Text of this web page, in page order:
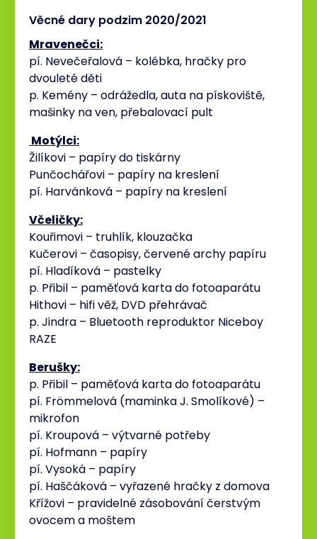
Věcné dary podzim 2020/2021
Mravenečci:
pí. Nevečeřalová – kolébka, hračky pro
dvouleté děti
p. Kemény – odrážedla, auta na pískoviště,
mašinky na ven, přebalovací pult
Motýlci:
Žilíkovi – papíry do tiskárny
Punčochářovi – papíry na kreslení
pí. Harvánková – papíry na kreslení
Včeličky:
Kouřimovi – truhlík, klouzačka
Kučerovi – časopisy, červené archy papíru
pí. Hladíková – pastelky
p. Přibil – paměťová karta do fotoaparátu
Hithovi – hifi věž, DVD přehrávač
p. Jindra – Bluetooth reproduktor Niceboy
RAZE
Berušky:
p. Přibil – paměťová karta do fotoaparátu
pí. Frömmelová (maminka J. Smolíkové) –
mikrofon
pí. Kroupová – výtvarné potřeby
pí. Hofmann – papíry
pí. Vysoká – papíry
pí. Haščáková – vyřazené hračky z domova
Křížovi – pravidelné zásobování čerstvým
ovocem a moštem